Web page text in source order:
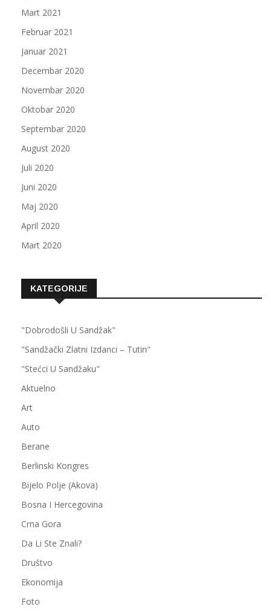
Mart 2021
Februar 2021
Januar 2021
Decembar 2020
Novembar 2020
Oktobar 2020
Septembar 2020
August 2020
Juli 2020
Juni 2020
Maj 2020
April 2020
Mart 2020
KATEGORIJE
"Dobrodošli U Sandžak"
"Sandžački Zlatni Izdanci – Tutin"
"Stećci U Sandžaku"
Aktuelno
Art
Auto
Berane
Berlinski Kongres
Bijelo Polje (Akova)
Bosna I Hercegovina
Crna Gora
Da Li Ste Znali?
Društvo
Ekonomija
Foto